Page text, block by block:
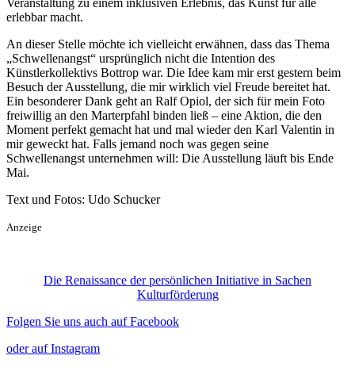
Veranstaltung zu einem inklusiven Erlebnis, das Kunst für alle
erlebbar macht.
An dieser Stelle möchte ich vielleicht erwähnen, dass das Thema
„Schwellenangst“ ursprünglich nicht die Intention des
Künstlerkollektivs Bottrop war. Die Idee kam mir erst gestern beim
Besuch der Ausstellung, die mir wirklich viel Freude bereitet hat.
Ein besonderer Dank geht an Ralf Opiol, der sich für mein Foto
freiwillig an den Marterpfahl binden ließ – eine Aktion, die den
Moment perfekt gemacht hat und mal wieder den Karl Valentin in
mir geweckt hat. Falls jemand noch was gegen seine
Schwellenangst unternehmen will: Die Ausstellung läuft bis Ende
Mai.
Text und Fotos: Udo Schucker
Anzeige
Die Renaissance der persönlichen Initiative in Sachen
Kulturförderung
Folgen Sie uns auch auf Facebook
oder auf Instagram